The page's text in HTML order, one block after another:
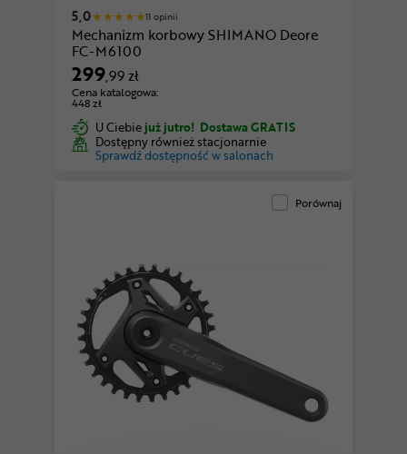
5,0 11 opinii
Mechanizm korbowy SHIMANO Deore
FC-M6100
299,99 zł
Cena katalogowa:
448 zł
U Ciebie już jutro! Dostawa GRATIS
Dostępny również stacjonarnie
Sprawdź dostępność w salonach
Porównaj